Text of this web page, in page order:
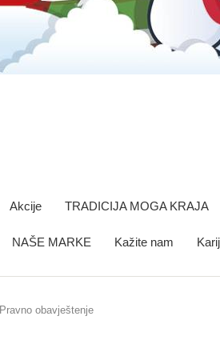
Akcije TRADICIJA MOGA KRAJA
NAŠE MARKE Kažite nam
Pravno obavještenje